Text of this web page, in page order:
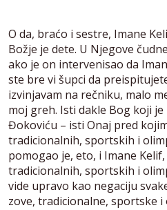
O da, braćo i sestre, Imane
Božje je dete. U Njegove
ako je on intervenisao da
ste bre vi šupci da
izvinjavam na rečniku, malo
moj greh. Isti dakle Bog koji
Đokoviću – isti Onaj pred
tradicionalnih, sportskih i
pomogao je, eto, i Imane
tradicionalnih, sportskih i
vide upravo kao negaciju
zove, tradicionalne, sportske